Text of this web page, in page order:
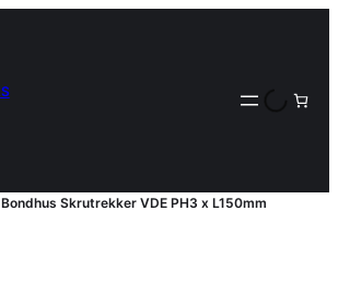
Bondhus Skrutrekker VDE PH3 x L150mm